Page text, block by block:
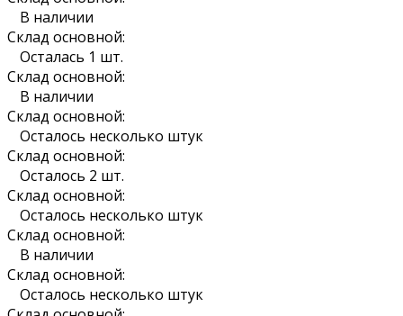
В наличии
Склад основной:
Осталась 1 шт.
Склад основной:
В наличии
Склад основной:
Осталось несколько штук
Склад основной:
Осталось 2 шт.
Склад основной:
Осталось несколько штук
Склад основной:
В наличии
Склад основной:
Осталось несколько штук